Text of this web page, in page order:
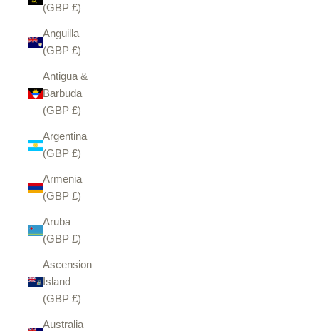
(GBP £)
Anguilla
(GBP £)
Antigua &
Barbuda
(GBP £)
Argentina
(GBP £)
Armenia
(GBP £)
Aruba
(GBP £)
Ascension
Island
(GBP £)
Australia